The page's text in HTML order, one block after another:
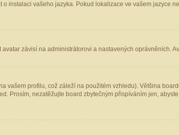
vašeho jazyka. Pokud lokalizace ve vašem jazyce
závisí na administrátorovi a nastavených oprávněních.
profilu, což záleží na použitém vzhledu). Většina
Prosím, nezatěžujte board zbytečným přispíváním jen,